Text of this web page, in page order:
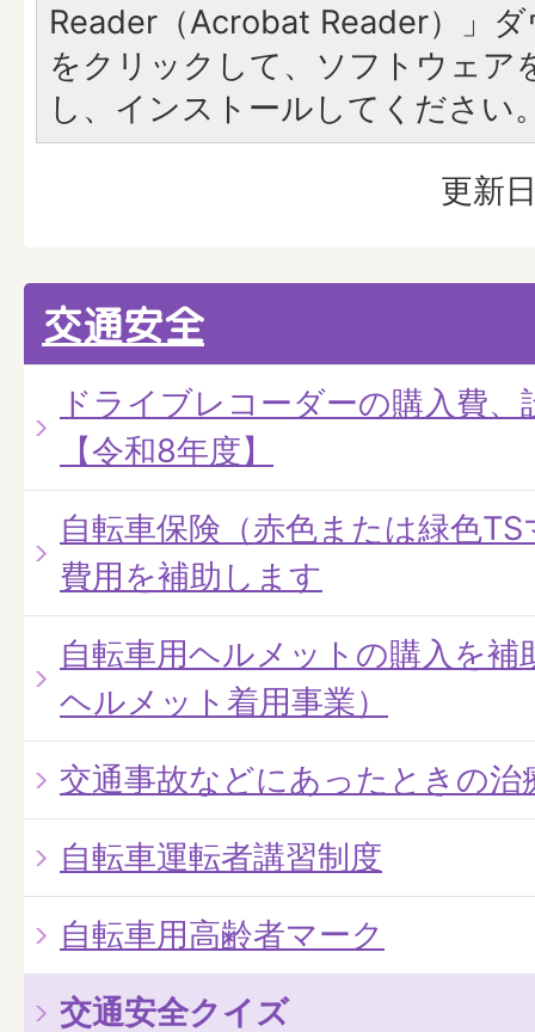
Reader（Acrobat Reader）」
をクリックして、ソフトウェア
し、インストールしてください
更新
交通安全
ドライブレコーダーの購入費
【令和8年度】
自転車保険（赤色または緑色
費用を補助します
自転車用ヘルメットの購入を補
ヘルメット着用事業）
交通事故などにあったときの治
自転車運転者講習制度
自転車用高齢者マーク
交通安全クイズ